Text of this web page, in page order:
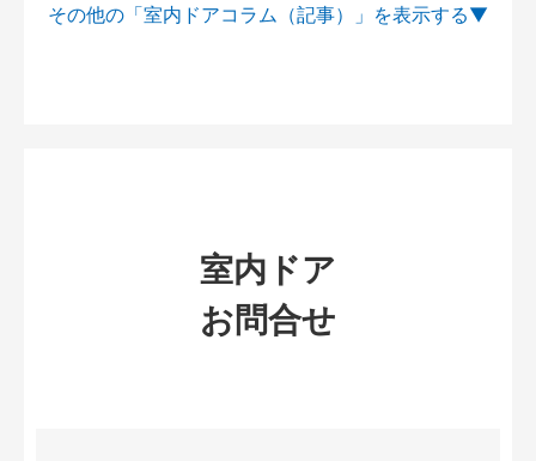
その他の「室内ドアコラム（記事）」を
室内ドア
お問合せ